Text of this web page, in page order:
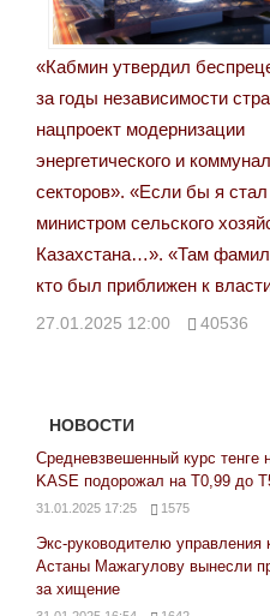
«Кабмин утвердил
за годы независимости
нацпроект модернизации
энергетического и
секторов». «Если бы я стал
министром сельского
Казахстана…». «Там
кто был приближен к
27.01.2025 12:00 40536
НОВОСТИ
Средневзвешенный курс тенге
KASE подорожал на Т0,99 до
31.01.2025 17:25 1575
Экс-руководителю управления
Астаны Мажагулову вынесли
за хищение